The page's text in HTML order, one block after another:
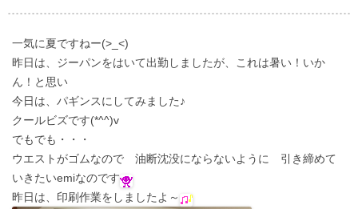
一気に夏ですねー(>_<)
昨日は、ジーパンをはいて出勤しましたが、これは暑い！いか
ん！と思い
今日は、パギンスにしてみました♪
クールビズです(*^^)v
でもでも・・・
ウエストがゴムなので 油断沈没にならないように 引き締めて
いきたいemiなのです
昨日は、印刷作業をしましたよ～